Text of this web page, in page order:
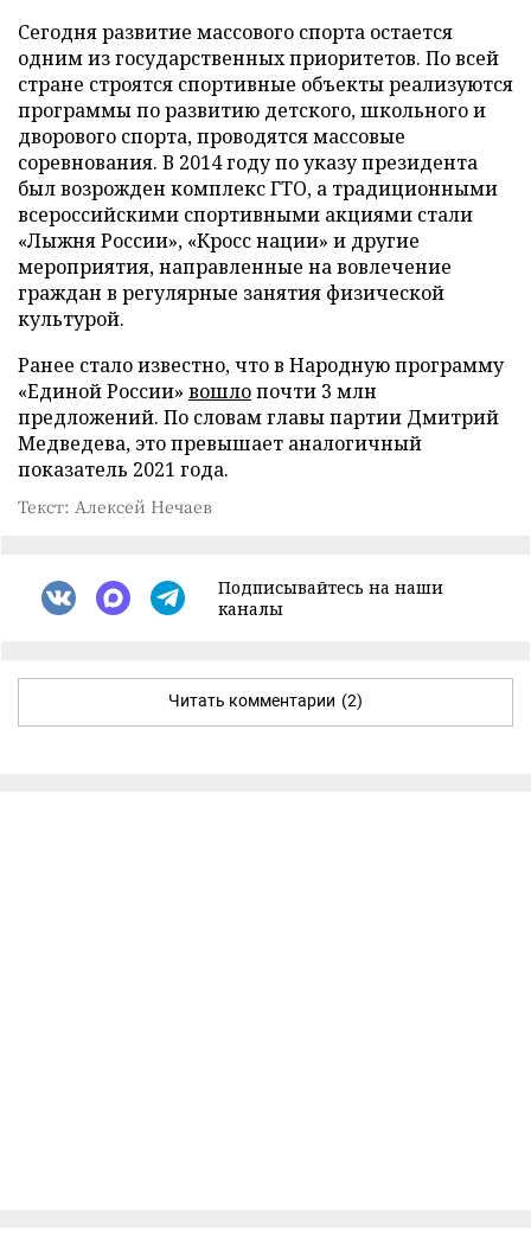
Сегодня развитие массового спорта остается
одним из государственных приоритетов. По всей
стране строятся спортивные объекты реализуются
программы по развитию детского, школьного и
дворового спорта, проводятся массовые
соревнования. В 2014 году по указу президента
был возрожден комплекс ГТО, а традиционными
всероссийскими спортивными акциями стали
«Лыжня России», «Кросс нации» и другие
мероприятия, направленные на вовлечение
граждан в регулярные занятия физической
культурой.
Ранее стало известно, что в Народную программу
«Единой России» вошлопочти 3 млн
предложений. По словам главы партии Дмитрий
Медведева, это превышает аналогичный
показатель 2021 года.
Текст: Алексей Нечаев
Подписывайтесь на наши
каналы
Читать комментарии (2)